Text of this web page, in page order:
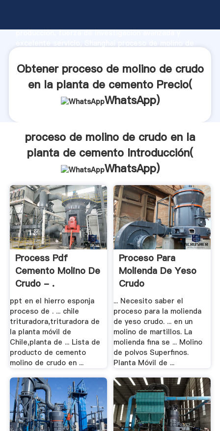
producción, fuerza de investigación avanzada y
valor y aporta valores a todos los clientes.
Obtener proceso de molino de crudo
en la planta de cemento Precio(
WhatsApp)
proceso de molino de crudo en la
planta de cemento Introducción(
WhatsApp)
Process Pdf
Cemento Molino De
Crudo - .
ppt en el hierro esponja
proceso de . ... chile
trituradora,trituradora de
la planta móvil de
Chile,planta de ... Lista de
producto de cemento
molino de crudo en ...
Proceso Para
Molienda De Yeso
Crudo
... Necesito saber el
proceso para la molienda
de yeso crudo. ... en un
molino de martillos. La
molienda fina se ... Molino
de polvos Superfinos.
Planta Móvil de ...